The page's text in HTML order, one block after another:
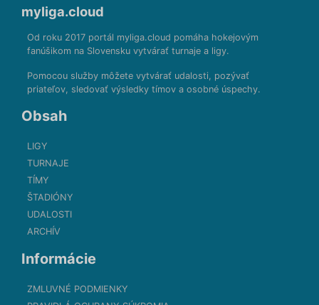
myliga.cloud
Od roku 2017 portál myliga.cloud pomáha hokejovým
fanúšikom na Slovensku vytvárať turnaje a ligy.
Pomocou služby môžete vytvárať udalosti, pozývať
priateľov, sledovať výsledky tímov a osobné úspechy.
Obsah
LIGY
TURNAJE
TÍMY
ŠTADIÓNY
UDALOSTI
ARCHÍV
Informácie
ZMLUVNÉ PODMIENKY